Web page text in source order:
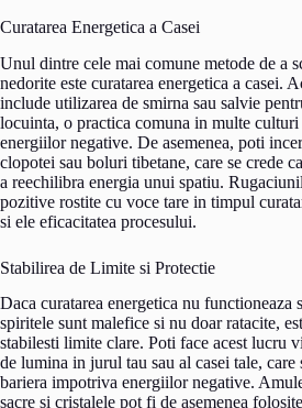
Curatarea Energetica a Casei
Unul dintre cele mai comune metode de a
nedorite este curatarea energetica a casei.
include utilizarea de smirna sau salvie
locuinta, o practica comuna in multe
energiilor negative. De asemenea, poti
clopotei sau boluri tibetane, care se crede
a reechilibra energia unui spatiu.
pozitive rostite cu voce tare in timpul
si ele eficacitatea procesului.
Stabilirea de Limite si Protectie
Daca curatarea energetica nu functioneaza
spiritele sunt malefice si nu doar ratacite,
stabilesti limite clare. Poti face acest lucru
de lumina in jurul tau sau al casei tale, care
bariera impotriva energiilor negative.
sacre si cristalele pot fi de asemenea